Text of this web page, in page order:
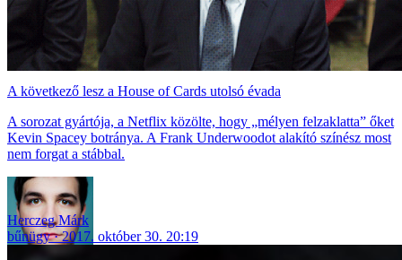
A következő lesz a House of Cards utolsó évada
A sorozat gyártója, a Netflix közölte, hogy „mélyen felzaklatta” őket
Kevin Spacey botránya. A Frank Underwoodot alakító színész most
nem forgat a stábbal.
Herczeg Márk
bűnügy
2017. október 30. 20:19